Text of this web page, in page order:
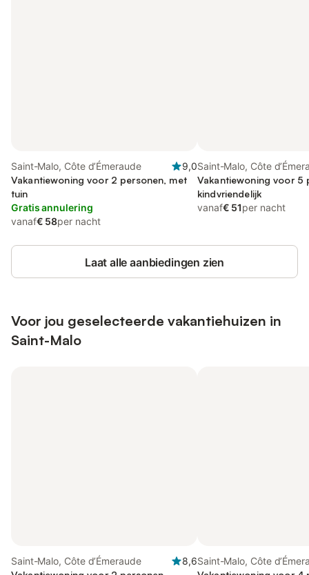
Saint-Malo, Côte d’Émeraude
9,0
Vakantiewoning voor 2 personen, met
tuin
Gratis annulering
vanaf€ 58per nacht
Saint-Malo, Côte
Vakantiewoning voor 5
kindvriendelijk
vanaf€ 51per nacht
Laat alle aanbiedingen zien
Voor jou geselecteerde vakantiehuizen in
Saint-Malo
Saint-Malo, Côte d’Émeraude
8,6Saint-Malo, Côte